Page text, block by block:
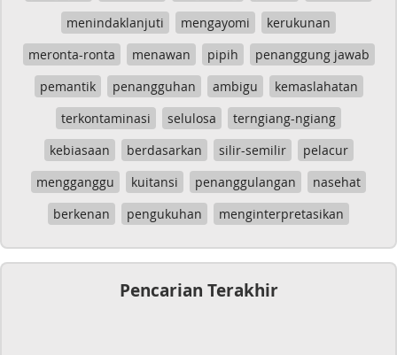
menindaklanjuti
mengayomi
kerukunan
meronta-ronta
menawan pipih
penanggung jawab
pemantik
penangguhan ambigu
kemaslahatan
terkontaminasi
selulosa
terngiang-ngiang
kebiasaan
berdasarkan silir-semilir
pelacur
mengganggu
kuitansi penanggulangan
nasehat
berkenan
pengukuhan menginterpretasikan
Pencarian Terakhir